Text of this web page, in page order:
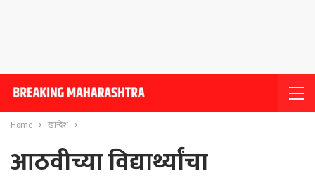
Home खान्देश
आठवीच्या विद्यार्थ्यांचा